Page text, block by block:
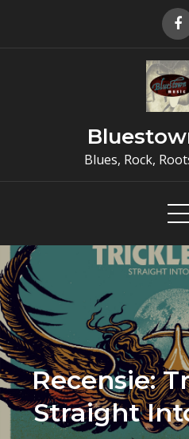
Blues, Rock,
Recensie:
Straight